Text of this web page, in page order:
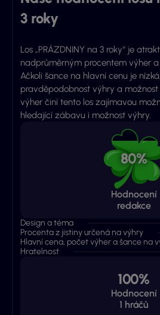
3 roky
Los „PRÁZDNINY na 3 roky“ je
nadprůměrným procentem výher
Ačkoli šance na hlavní cenu je
pravděpodobnost výhry a
výher činí tento los zajímavou
hledající zábavu i možnost výhry.
80%
Hodnocení
redakce
Design a téma
Procenta z jistiny určená na výhry
Hlavní cena, počet výher a šance na
Hratelnost
100%
Hodnocení
1 hráčů